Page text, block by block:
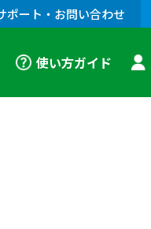
ポート・お問い合わせ
使い方ガイド